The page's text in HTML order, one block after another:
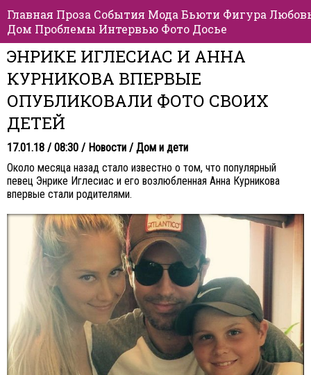
Главная Проза События Мода Бьюти Фигура
Дом Проблемы Интервью Фото Досье
ЭНРИКЕ ИГЛЕСИАС И АННА
КУРНИКОВА ВПЕРВЫЕ
ОПУБЛИКОВАЛИ ФОТО СВОИХ
ДЕТЕЙ
17.01.18 / 08:30 / Новости / Дом и дети
Около месяца назад стало известно о том, что популярный
певец Энрике Иглесиас и его возлюбленная Анна Курникова
впервые стали родителями.